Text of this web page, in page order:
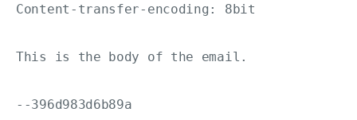
Content-transfer-encoding: 8bit
This is the body of the email.
--396d983d6b89a